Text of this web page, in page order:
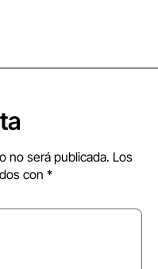
no será publicada. Los
con *